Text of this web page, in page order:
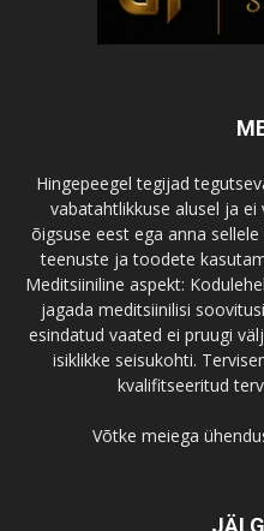
Hingepeegel tegijad
vabatahtlikkuse alusel ja
õigsuse eest ega anna
teenuste ja toodete
Meditsiiniline aspekt:
jagada meditsiinilisi
esindatud vaated ei pruugi
isiklikke seisukohti.
kvalifitseeritud
Võtke meiega